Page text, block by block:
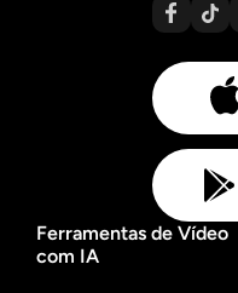
Ferramentas de Vídeo
com IA